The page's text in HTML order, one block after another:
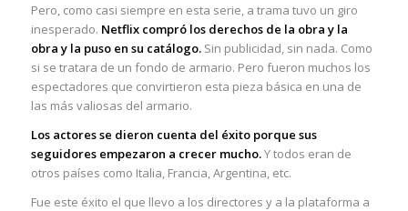
Pero, como casi siempre en esta serie, a trama tuvo un giro
inesperado. Netflix compró los derechos de la obra y la
obra y la puso en su catálogo.Sin publicidad, sin nada. Como
si se tratara de un fondo de armario. Pero fueron muchos los
espectadores que convirtieron esta pieza básica en una de
las más valiosas del armario.
Los actores se dieron cuenta del éxito porque sus
seguidores empezaron a crecer mucho.Y todos eran de
otros países como Italia, Francia, Argentina, etc.
Fue este éxito el que llevo a los directores y a la plataforma a